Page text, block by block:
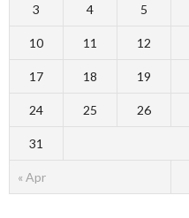
« Apr
3 4 5
10 11 12
17 18 19
24 25 26
31